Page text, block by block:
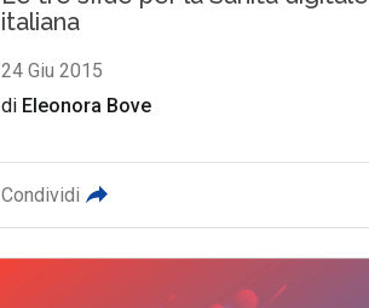
italiana
24 Giu 2015
di Eleonora Bove
Condividi